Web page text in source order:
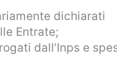
dichiarati
Entrate;
dall’Inps e